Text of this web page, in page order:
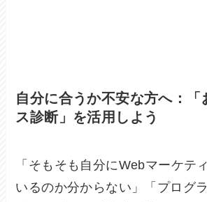
自分に合うか不安な方へ：「
ス診断」を活用しよう
「そもそも自分にWebマーケテ
いるのか分からない」「プログ